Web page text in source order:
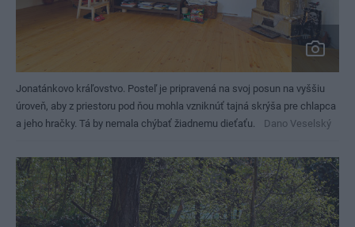
Jonatánkovo kráľovstvo. Posteľ je pripravená na svoj posun na vyššiu
úroveň, aby z priestoru pod ňou mohla vzniknúť tajná skrýša pre chlapca
a jeho hračky. Tá by nemala chýbať žiadnemu dieťaťu.
Dano Veselský